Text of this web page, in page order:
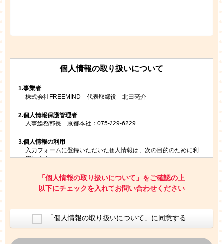
個人情報の取り扱いについて
1.事業者
株式会社FREEMIND 代表取締役 北田亮介
2.個人情報保護管理者
人事総務部長 京都本社：075-229-6229
3.個人情報の利用
入力フォームに登録いただいた個人情報は、次の目的のために利
用します。
お問い合わせにお答えするため
レプトンのキャンペーンや新商品（新サービス）、新規開講教
室等をご案内するため
ご利用者の個人情報を、本人が特定されないデータに不可逆変
換した上で、広告・宣伝・販売促進活動に役立てること
上記の利用目的のために第三者へ提供すること
「個人情報の取り扱いについて」をご確認の上
以下にチェックを入れてお問い合わせください
「個人情報の取り扱いについて」に同意する